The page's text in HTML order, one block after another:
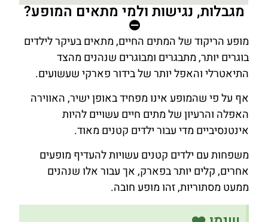
מגבלות, נגישות ולמי מתאים המופע?
⛔
מופע הריקוד של המתים החיים, מתאים בעיקר לילדים
בוגרים יותר, מתבגרים ומבוגרים שנהנים מהצד
התיאטרלי והאפל יותר של בידור פארקי שעשועים.
אף על פי שהמופע אינו מפחיד באופן ישיר, האווירה
האפלה והרעיון של מתים חיים עשויים להיות
אינטנסיביים מדי עבור ילדים קטנים מאוד.
משפחות עם ילדים קטנים עשויות להעדיף מופעים
אחרים, קלים יותר בפארק, אך עבור אלו שנהנים
ממעט מסתוריות, זהו מופע חובה.